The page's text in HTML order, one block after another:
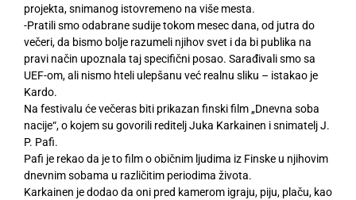
projekta, snimanog istovremeno na više mesta.
-Pratili smo odabrane sudije tokom mesec dana, od jutra do
večeri, da bismo bolje razumeli njihov svet i da bi publika na
pravi način upoznala taj specifični posao. Sarađivali smo sa
UEF-om, ali nismo hteli ulepšanu već realnu sliku – istakao je
Kardo.
Na festivalu će večeras biti prikazan finski film „Dnevna soba
nacije“, o kojem su govorili reditelj Juka Karkainen i snimatelj J.
P. Pafi.
Pafi je rekao da je to film o običnim ljudima iz Finske u njihovim
dnevnim sobama u različitim periodima života.
Karkainen je dodao da oni pred kamerom igraju, piju, plaču, kao